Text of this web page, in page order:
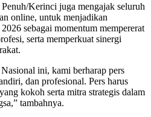
Kerinci juga mengajak seluruh
online, untuk menjadikan
sebagai momentum mempererat
serta memperkuat sinergi
ini, kami berharap pers
dan profesional. Pers harus
kokoh serta mitra strategis dalam
tambahnya.